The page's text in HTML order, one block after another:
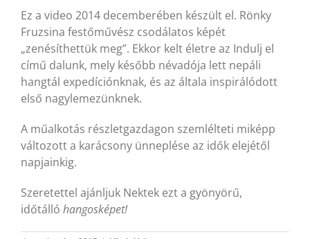
Ez a video 2014 decemberében készült el. Rönky
Fruzsina festőművész csodálatos képét
„zenésíthettük meg”. Ekkor kelt életre az Indulj el
című dalunk, mely később névadója lett nepáli
hangtál expedíciónknak, és az általa inspirálódott
első nagylemezünknek.
A műalkotás részletgazdagon szemlélteti miképp
változott a karácsony ünneplése az idők elejétől
napjainkig.
Szeretettel ajánljuk Nektek ezt a gyönyörű,
időtálló hangosképet!